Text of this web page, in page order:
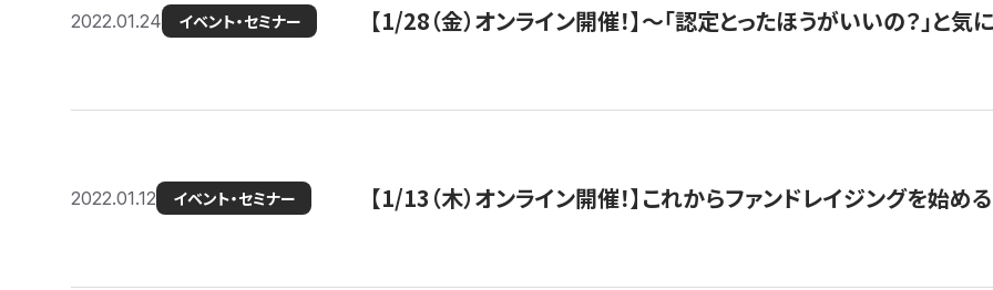
2022.01.24 イベント・セミナー 【1/28（金）オンライン開催！】〜「認定とったほうがいいの？」と
2022.01.12 イベント・セミナー 【1/13（木）オンライン開催！】これからファンドレイジングを始め